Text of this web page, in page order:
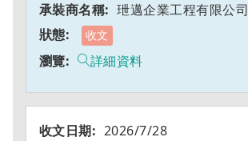
玴邁企業工程有限公司
收文
詳細資料
2026/7/28